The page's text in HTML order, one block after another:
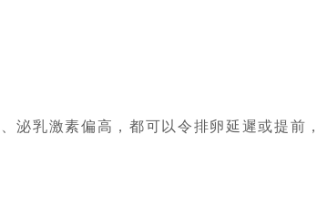
乳激素偏高，都可以令排卵延遲或提前